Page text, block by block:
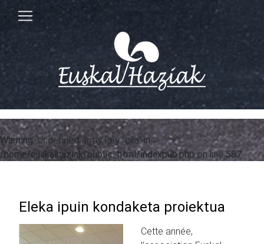
Warning: Undefined array key "bila" in
/home/euskalhaziak/public_html/indexpub.phpon line587
Eleka ipuin kondaketa proiektua
Cette année,